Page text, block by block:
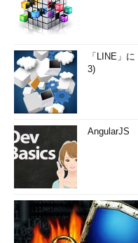
「LINE」
3)
AngularJS